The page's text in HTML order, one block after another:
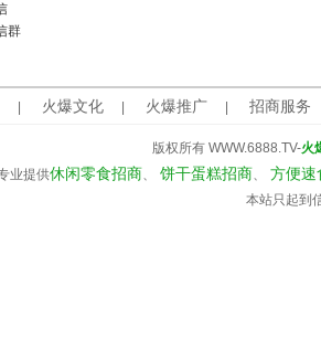
群
火爆文化 火爆推广 招商服务
版权所有 WWW.6888.TV-火
业提供休闲零食招商、 饼干蛋糕招商、 方便速
本站只起到